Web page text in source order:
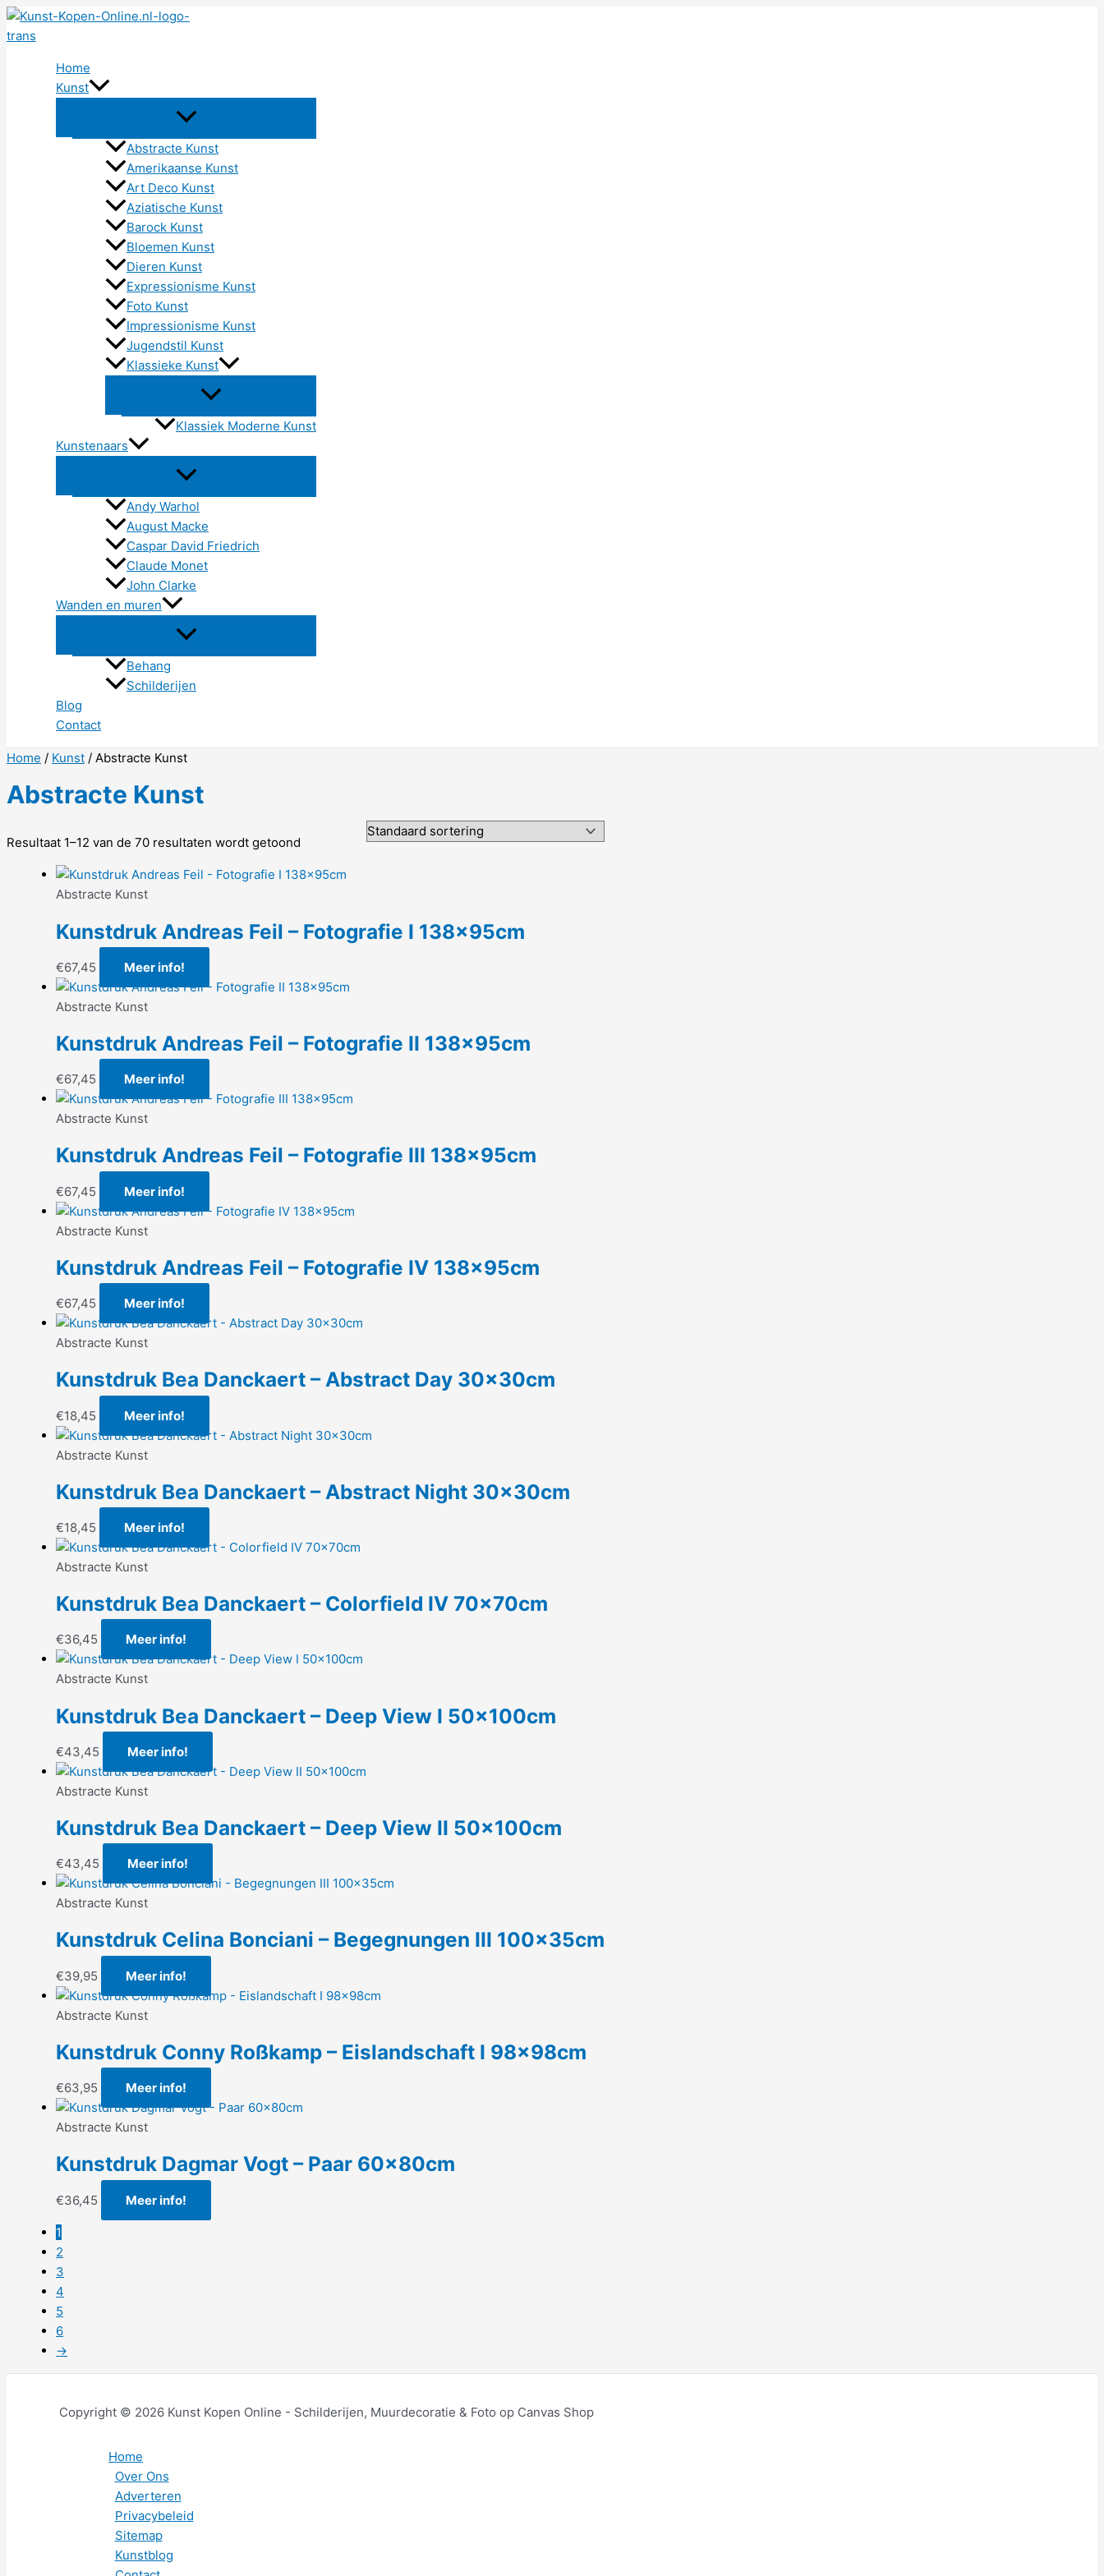
Ga
naar
Home
Kunst
Abstracte Kunst
Amerikaanse Kunst
Art Deco Kunst
Aziatische Kunst
Barock Kunst
Bloemen Kunst
Dieren Kunst
Expressionisme Kunst
Foto Kunst
Impressionisme Kunst
Jugendstil Kunst
Klassieke Kunst
Klassiek Moderne Kunst
Kunstenaars
Andy Warhol
August Macke
Caspar David Friedrich
Claude Monet
John Clarke
Wanden en muren
Behang
Schilderijen
Blog
Contact
Home / Kunst / Abstracte Kunst
Abstracte Kunst
Resultaat 1–12 van de 70 resultaten wordt getoond
Abstracte Kunst
Kunstdruk Andreas Feil – Fotografie I 138x95cm
€67,45 Meer info!
Abstracte Kunst
Kunstdruk Andreas Feil – Fotografie II 138x95cm
€67,45 Meer info!
Abstracte Kunst
Kunstdruk Andreas Feil – Fotografie III 138x95cm
€67,45 Meer info!
Abstracte Kunst
Kunstdruk Andreas Feil – Fotografie IV 138x95cm
€67,45 Meer info!
Abstracte Kunst
Kunstdruk Bea Danckaert – Abstract Day 30x30cm
€18,45 Meer info!
Abstracte Kunst
Kunstdruk Bea Danckaert – Abstract Night 30x30cm
€18,45 Meer info!
Abstracte Kunst
Kunstdruk Bea Danckaert – Colorfield IV 70x70cm
€36,45 Meer info!
Abstracte Kunst
Kunstdruk Bea Danckaert – Deep View I 50x100cm
€43,45 Meer info!
Abstracte Kunst
Kunstdruk Bea Danckaert – Deep View II 50x100cm
€43,45 Meer info!
Abstracte Kunst
Kunstdruk Celina Bonciani – Begegnungen III 100x35cm
€39,95 Meer info!
Abstracte Kunst
Kunstdruk Conny Roßkamp – Eislandschaft I 98x98cm
€63,95 Meer info!
Abstracte Kunst
Kunstdruk Dagmar Vogt – Paar 60x80cm
€36,45 Meer info!
1
2
3
4
5
6
→
Copyright © 2026 Kunst Kopen Online - Schilderijen, Muurdecoratie & Foto op Canvas Shop
Home
Over Ons
Adverteren
Privacybeleid
Sitemap
Kunstblog